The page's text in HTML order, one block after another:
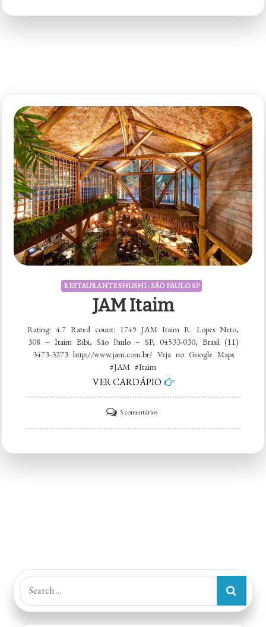
RESTAURANTE SHUSHI - SÃO PAULO SP
JAM Itaim
Rating: 4.7 Rated count: 1749 JAM Itaim R. Lopes Neto,
308 – Itaim Bibi, São Paulo – SP, 04533-030, Brasil (11)
3473-3273 http://www.jam.com.br/ Veja no Google Maps
#JAM #Itaim
VER CARDÁPIO
5 comentáriosem
JAM
Search
for: